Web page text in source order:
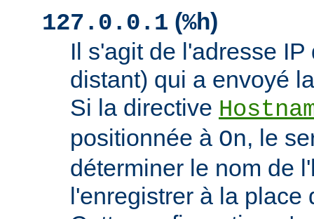
127.0.0.1 (%h)
Il s'agit de l'adresse
distant) qui a envoyé
Si la directive
positionnée à On, le
déterminer le nom de
l'enregistrer à la place